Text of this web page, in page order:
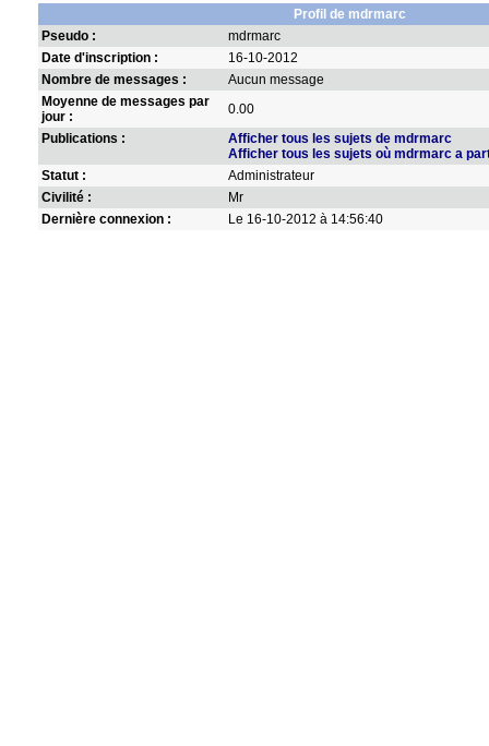
Profil de mdrmarc
Pseudo :
mdrmarc
Date d'inscription :
16-10-2012
Nombre de messages :
Aucun message
Moyenne de messages par
jour :
0.00
Publications :
Afficher tous les sujets de mdrmarc
Afficher tous les sujets où mdrmarc a
Statut :
Administrateur
Civilité :
Mr
Dernière connexion :
Le 16-10-2012 à 14:56:40